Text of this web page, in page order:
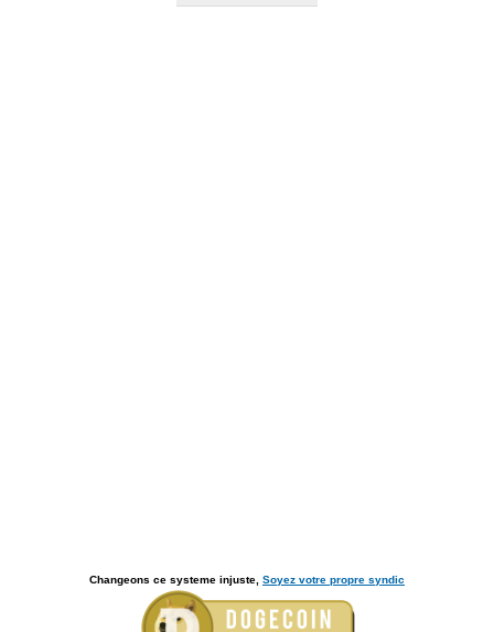
Changeons ce systeme injuste, Soyez votre propre syndic